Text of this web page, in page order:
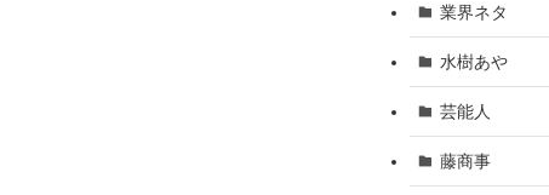
業界ネタ
水樹あや
芸能人
藤商事